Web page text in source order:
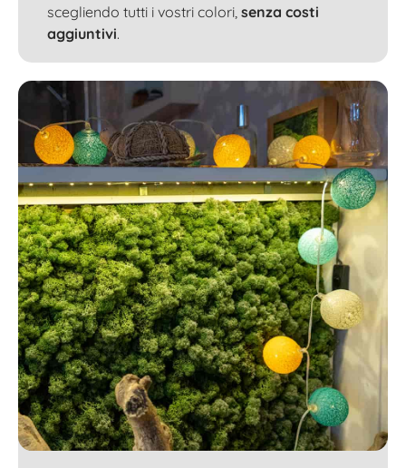
scegliendo tutti i vostri colori, senza costi
aggiuntivi.